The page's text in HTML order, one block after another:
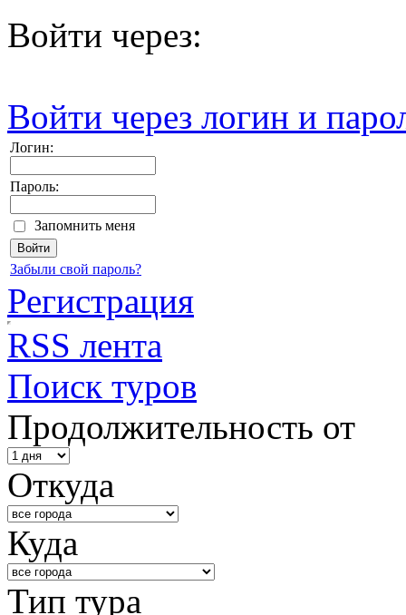
Войти через:
Войти через логин и
Логин:
Пароль:
Запомнить меня
Забыли свой пароль?
Регистрация
RSS лента
Поиск туров
Продолжительность от
Откуда
Куда
Тип тура